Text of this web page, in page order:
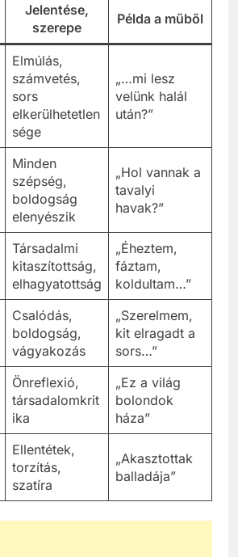
Jelentése,
szerepe
Példa a műből
Elmúlás,
számvetés,
sors
elkerülhetetlen
sége
„…mi lesz
velünk halál
után?”
Minden
szépség,
boldogság
elenyészik
„Hol vannak a
tavalyi
havak?”
Társadalmi
kitaszítottság,
elhagyatottság
„Éheztem,
fáztam,
koldultam…”
Csalódás,
boldogság,
vágyakozás
„Szerelmem,
kit elragadt a
sors…”
Önreflexió,
társadalomkrit
ika
„Ez a világ
bolondok
háza”
Ellentétek,
torzítás,
szatíra
„Akasztottak
balladája”